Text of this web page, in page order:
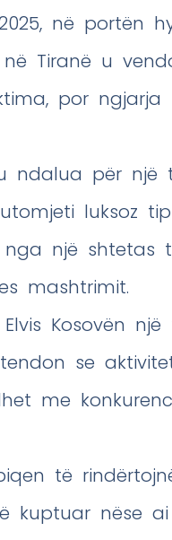
në portën
Tiranë u
por
ndalua për një
luksoz
një shtetas
mashtrimit.
Kosovën
se
me
të
kuptuar nëse